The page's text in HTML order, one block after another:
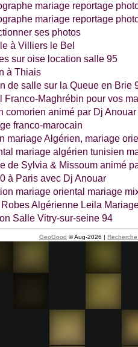
mariage reportage
mariage reportage
ses photos
à Villiers le Bel
sur oise location salle 95
à Thiais
de salle sur la Queue en Brie
Franco-Maghrébin pour vos
comorien animé par Dj Anouar
franco-marocain
mariage Algérien, mariage
mariage algérien tunisien
de Sylvia & Missoum animé
à Paris avec Dj Anouar
mariage oriental mariage
Algérienne Leila
Salle Vitry-sur-seine 94
GeoGood © Aug-2026 |